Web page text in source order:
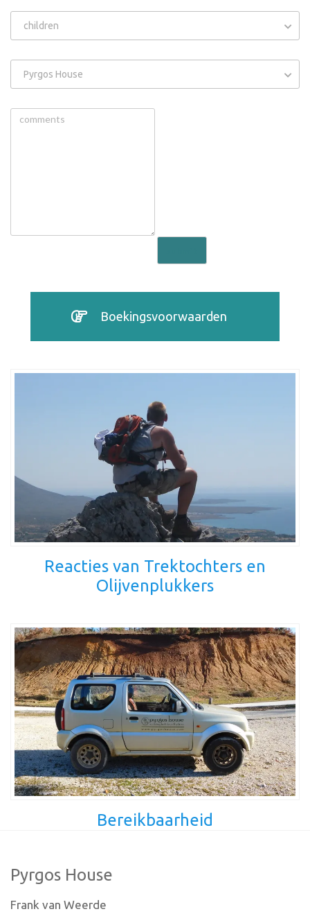
children
Pyrgos House
Boekingsvoorwaarden
Reacties van Trektochters en
Olijvenplukkers
Bereikbaarheid
Pyrgos House
Frank van Weerde